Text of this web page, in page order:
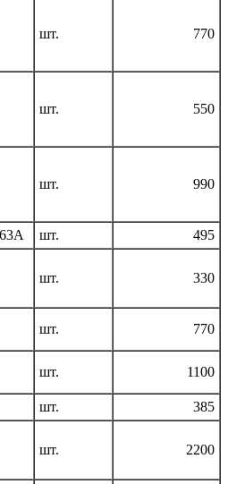
шт. 770
шт. 550
шт. 990
шт. 495
шт. 330
шт. 770
шт. 1100
шт. 385
шт. 2200